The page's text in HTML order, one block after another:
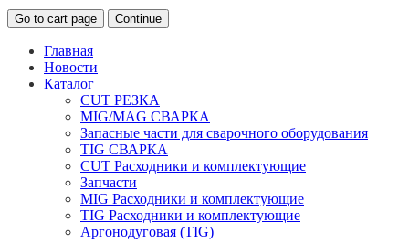
Go to cart page Continue
Главная
Новости
Каталог
CUT РЕЗКА
MIG/MAG СВАРКА
Запасные части для сварочного оборудования
TIG СВАРКА
CUT Расходники и комплектующие
Запчасти
MIG Расходники и комплектующие
TIG Расходники и комплектующие
Аргонодуговая (TIG)